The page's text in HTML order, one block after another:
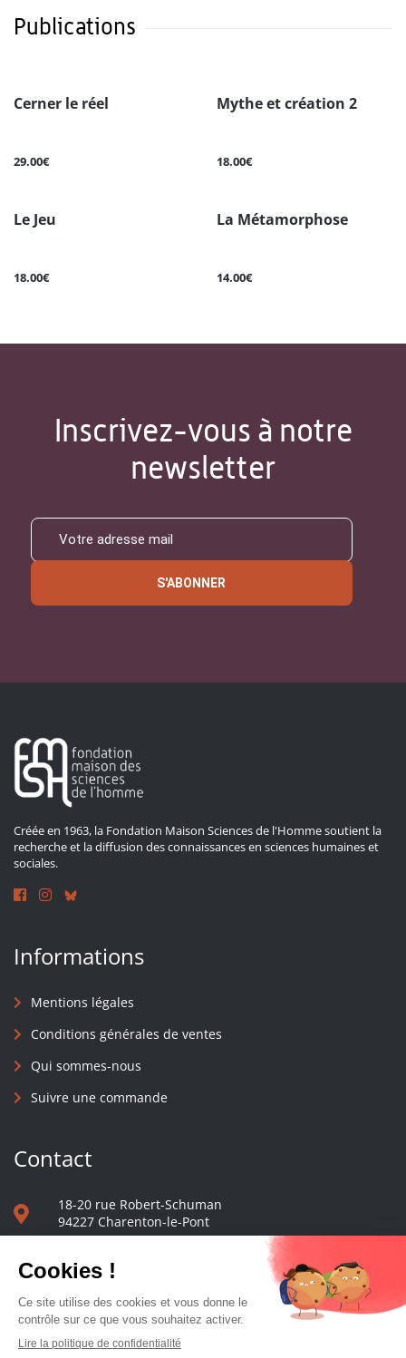
Publications
Cerner le réel
29.00€
Mythe et création 2
18.00€
Le Jeu
18.00€
La Métamorphose
14.00€
Inscrivez-vous à notre
newsletter
S'ABONNER
Créée en 1963, la Fondation Maison Sciences de l'Homme soutient la
recherche et la diffusion des connaissances en sciences humaines et
sociales.
Informations
Mentions légales
Conditions générales de ventes
Qui sommes-nous
Suivre une commande
Contact
18-20 rue Robert-Schuman
94227 Charenton-le-Pont